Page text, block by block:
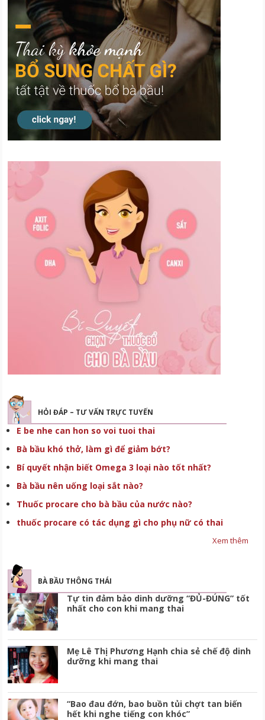
HỎI ĐÁP – TƯ VẤN TRỰC TUYẾN
E be nhe can hon so voi tuoi thai
Bà bầu khó thở, làm gì để giảm bớt?
Bí quyết nhận biết Omega 3 loại nào tốt nhất?
Bà bầu nên uống loại sắt nào?
Thuốc procare cho bà bầu của nước nào?
thuốc procare có tác dụng gì cho phụ nữ có thai
Xem thêm
BÀ BẦU THÔNG THÁI
Tự tin đảm bảo dinh dưỡng “ĐỦ-ĐÚNG” tốt
nhất cho con khi mang thai
Mẹ Lê Thị Phương Hạnh chia sẻ chế độ dinh
dưỡng khi mang thai
“Bao đau đớn, bao buồn tủi chợt tan biến
hết khi nghe tiếng con khóc”